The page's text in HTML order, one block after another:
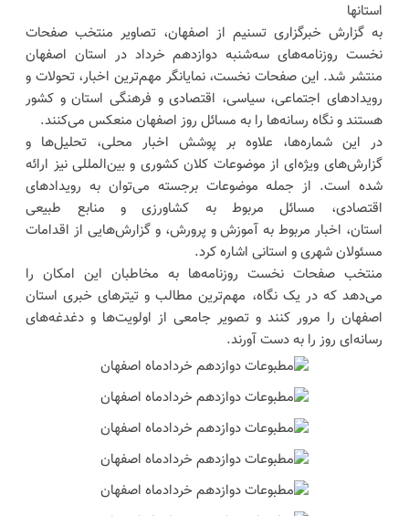
استانها
به گزارش خبرگزاری تسنیم از اصفهان، تصاویر منتخب صفحات
نخست روزنامه‌های سه‌شنبه دوازدهم خرداد در استان اصفهان
منتشر شد. این صفحات نخست، نمایانگر مهم‌ترین اخبار، تحولات و
رویدادهای اجتماعی، سیاسی، اقتصادی و فرهنگی استان و کشور
هستند و نگاه رسانه‌ها را به مسائل روز اصفهان منعکس می‌کنند.
در این شماره‌ها، علاوه بر پوشش اخبار محلی، تحلیل‌ها و
گزارش‌های ویژه‌ای از موضوعات کلان کشوری و بین‌المللی نیز ارائه
شده است. از جمله موضوعات برجسته می‌توان به رویدادهای
اقتصادی، مسائل مربوط به کشاورزی و منابع طبیعی
استان، اخبار مربوط به آموزش و پرورش، و گزارش‌هایی از اقدامات
مسئولان شهری و استانی اشاره کرد.
منتخب صفحات نخست روزنامه‌ها به مخاطبان این امکان را
می‌دهد که در یک نگاه، مهم‌ترین مطالب و تیترهای خبری استان
اصفهان را مرور کنند و تصویر جامعی از اولویت‌ها و دغدغه‌های
رسانه‌ای روز را به دست آورند.